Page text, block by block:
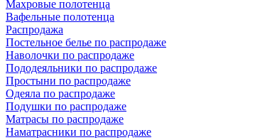
Махровые полотенца
Вафельные полотенца
Распродажа
Постельное белье по распродаже
Наволочки по распродаже
Пододеяльники по распродаже
Простыни по распродаже
Одеяла по распродаже
Подушки по распродаже
Матрасы по распродаже
Наматрасники по распродаже